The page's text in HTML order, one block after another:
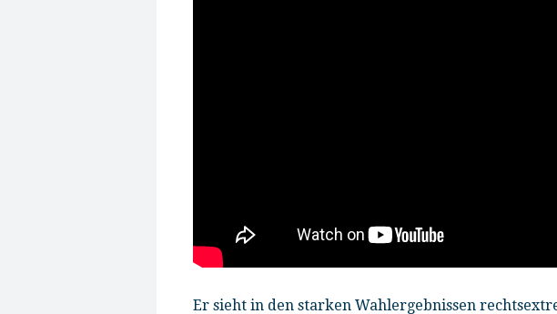
Er sieht in den starken Wahlergebnissen